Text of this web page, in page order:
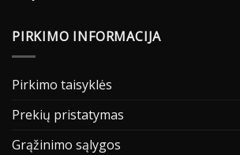
PIRKIMO INFORMACIJA
Pirkimo taisyklės
Prekių pristatymas
Grąžinimo sąlygos